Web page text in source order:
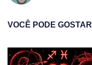
VOCÊ PODE GOSTAR